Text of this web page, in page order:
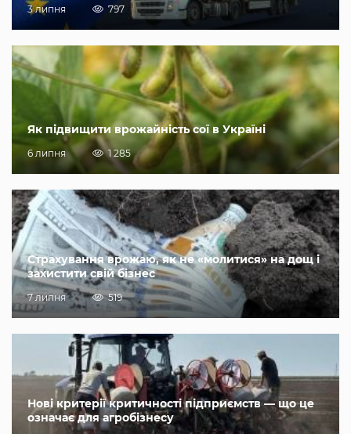
3 липня 797
Як підвищити врожайність сої в Україні
6 липня 1 285
Страхування врожаю, як не «молитися» на дощ і
захистити свій бізнес
7 липня 519
Нові критерії критичності підприємств — що це
означає для агробізнесу